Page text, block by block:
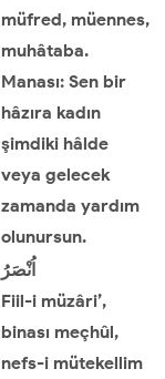
müfred, müennes,
muhâtaba.
Manası: Sen bir
hâzıra kadın
şimdiki hâlde
veya gelecek
zamanda yardım
olunursun.
اُنْصَرُ
Fiil-i müzâri’,
binası meçhûl,
nefs-i mütekellim